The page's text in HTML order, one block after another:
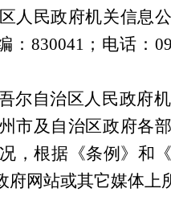
人民政府机关信息
： 830041 ；电话：
尔自治区人民政府
市及自治区政府各
，根据《条例》和
网站或其它媒体上